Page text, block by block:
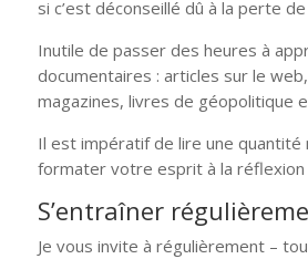
si c’est déconseillé dû à la perte
Inutile de passer des heures à
documentaires : articles sur le
magazines, livres de géopolitique
Il est impératif de lire une quantité
formater votre esprit à la réflexion
S’entraîner
Je vous invite à régulièrement –